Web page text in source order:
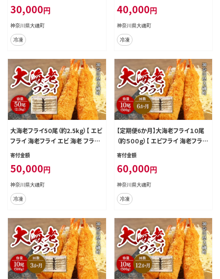
お惣菜 父の日 お歳暮 ギフト 贈答品
食品 増粘多糖類 母の日 ディナー 誕
生日 忘年会 】
30,000円
神奈川県大磯町
冷凍
菜 父の日 お歳暮 ギフト 贈答品 食
品 増粘多糖類 母の日 ディナー 誕生
日 忘年会 】
40,000円
神奈川県大磯町
冷凍
大海老フライ5０尾（約2.5kｇ）【 エビ
フライ 海老フライ エビ 海老 フライ
冷凍 冷凍食品 神奈川県 大磯町 ブ
お惣菜 父の日 お歳暮 ギフト 贈答品
食品 増粘多糖類 母の日 ディナー 誕
生日 忘年会 】
寄付金額
50,000円
神奈川県大磯町
冷凍
【定期便6か月】大海老フライ１０尾
（約５００ｇ）【 エビフライ 海老フライ
エビ 海老 フライ 冷凍 冷凍食品 神
海老 洋食 進物用 お惣菜 父の日 お
歳暮 ギフト 贈答品 食品 増粘多糖類
母の日 ディナー 誕生日 忘年会 】
寄付金額
60,000円
神奈川県大磯町
冷凍